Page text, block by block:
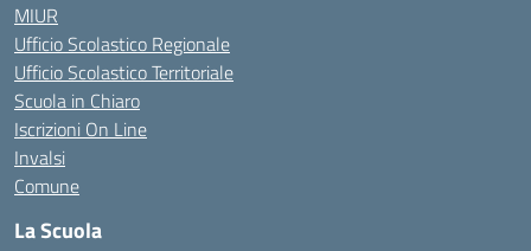
MIUR
Ufficio Scolastico Regionale
Ufficio Scolastico Territoriale
Scuola in Chiaro
Iscrizioni On Line
Invalsi
Comune
La Scuola